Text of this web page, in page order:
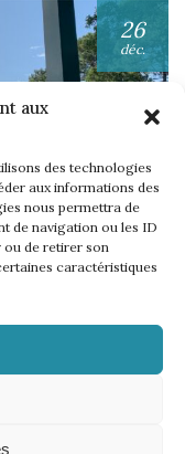
aux
des technologies
aux informations des
nous permettra de
de navigation ou les ID
ou de retirer son
caractéristiques
26
déc.
!